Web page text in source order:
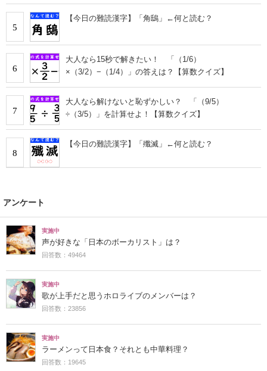
5
【今日の難読漢字】「角鴟」←何と読む？
6
大人なら15秒で解きたい！ 「（1/6）
×（3/2）−（1/4）」の答えは？【算数クイズ】
7
大人なら解けないと恥ずかしい？ 「（9/5）
÷（3/5）」を計算せよ！【算数クイズ】
8
【今日の難読漢字】「殲滅」←何と読む？
アンケート
実施中
声が好きな「日本のボーカリスト」は？
回答数：49464
実施中
歌が上手だと思うホロライブのメンバーは？
回答数：23856
実施中
ラーメンって日本食？それとも中華料理？
回答数：19645